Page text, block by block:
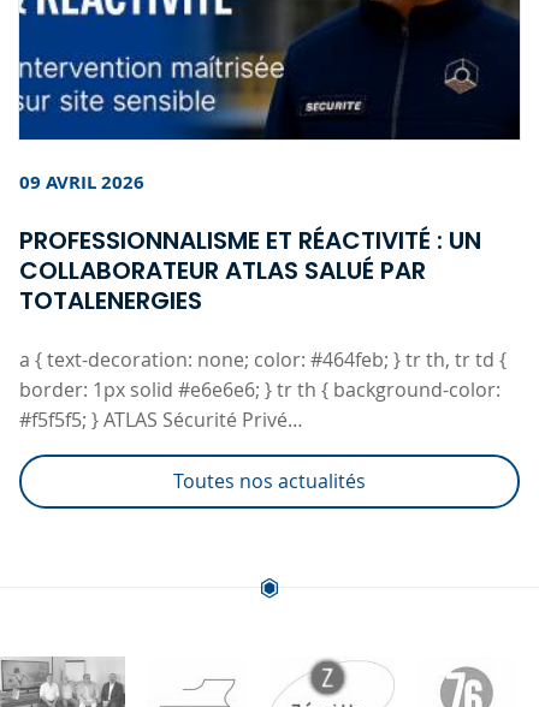
09 AVRIL 2026
PROFESSIONNALISME ET RÉACTIVITÉ : UN
COLLABORATEUR ATLAS SALUÉ PAR
TOTALENERGIES
a { text-decoration: none; color: #464feb; } tr th, tr td {
border: 1px solid #e6e6e6; } tr th { background-color:
#f5f5f5; } ATLAS Sécurité Privé…
Toutes nos actualités